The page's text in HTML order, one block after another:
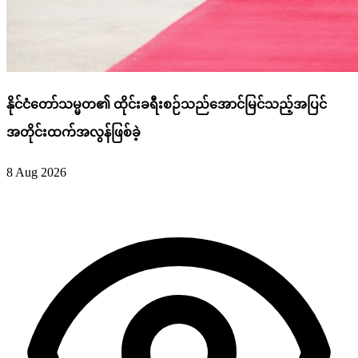
နိုင်ငံတော်သမ္မတ၏ ထိုင်းခရီးစဉ်သည်အောင်မြင်သည့်အပြင်
အတိုင်းထက်အလွန်ဖြစ်ခဲ့
8 Aug 2026